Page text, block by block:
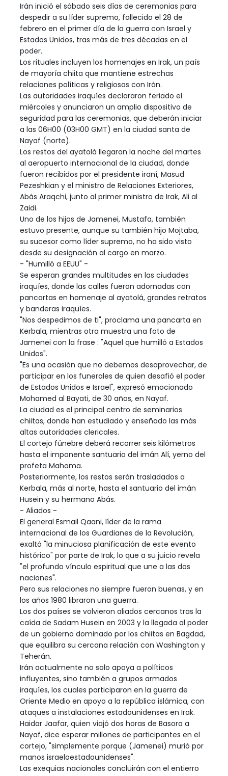
Irán inició el sábado seis días de ceremonias para
despedir a su líder supremo, fallecido el 28 de
febrero en el primer día de la guerra con Israel y
Estados Unidos, tras más de tres décadas en el
poder.
Los rituales incluyen los homenajes en Irak, un país
de mayoría chiita que mantiene estrechas
relaciones políticas y religiosas con Irán.
Las autoridades iraquíes declararon feriado el
miércoles y anunciaron un amplio dispositivo de
seguridad para las ceremonias, que deberán iniciar
a las 06H00 (03H00 GMT) en la ciudad santa de
Nayaf (norte).
Los restos del ayatolá llegaron la noche del martes
al aeropuerto internacional de la ciudad, donde
fueron recibidos por el presidente iraní, Masud
Pezeshkian y el ministro de Relaciones Exteriores,
Abás Araqchi, junto al primer ministro de Irak, Ali al
Zaidi.
Uno de los hijos de Jamenei, Mustafa, también
estuvo presente, aunque su también hijo Mojtaba,
su sucesor como líder supremo, no ha sido visto
desde su designación al cargo en marzo.
- "Humilló a EEUU" -
Se esperan grandes multitudes en las ciudades
iraquíes, donde las calles fueron adornadas con
pancartas en homenaje al ayatolá, grandes retratos
y banderas iraquíes.
"Nos despedimos de ti", proclama una pancarta en
Kerbala, mientras otra muestra una foto de
Jamenei con la frase : "Aquel que humilló a Estados
Unidos".
"Es una ocasión que no debemos desaprovechar, de
participar en los funerales de quien desafió el poder
de Estados Unidos e Israel", expresó emocionado
Mohamed al Bayati, de 30 años, en Nayaf.
La ciudad es el principal centro de seminarios
chiitas, donde han estudiado y enseñado las más
altas autoridades clericales.
El cortejo fúnebre deberá recorrer seis kilómetros
hasta el imponente santuario del imán Alí, yerno del
profeta Mahoma.
Posteriormente, los restos serán trasladados a
Kerbala, más al norte, hasta el santuario del imán
Husein y su hermano Abás.
- Aliados -
El general Esmail Qaani, líder de la rama
internacional de los Guardianes de la Revolución,
exaltó "la minuciosa planificación de este evento
histórico" por parte de Irak, lo que a su juicio revela
"el profundo vínculo espiritual que une a las dos
naciones".
Pero sus relaciones no siempre fueron buenas, y en
los años 1980 libraron una guerra.
Los dos países se volvieron aliados cercanos tras la
caída de Sadam Husein en 2003 y la llegada al poder
de un gobierno dominado por los chiitas en Bagdad,
que equilibra su cercana relación con Washington y
Teherán.
Irán actualmente no solo apoya a políticos
influyentes, sino también a grupos armados
iraquíes, los cuales participaron en la guerra de
Oriente Medio en apoyo a la república islámica, con
ataques a instalaciones estadounidenses en Irak.
Haidar Jaafar, quien viajó dos horas de Basora a
Nayaf, dice esperar millones de participantes en el
cortejo, "simplemente porque (Jamenei) murió por
manos israeloestadounidenses".
Las exequias nacionales concluirán con el entierro